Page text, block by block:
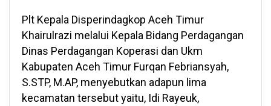
Plt Kepala Disperindagkop Aceh Timur
Khairulrazi melalui Kepala Bidang Perdagangan
Dinas Perdagangan Koperasi dan Ukm
Kabupaten Aceh Timur Furqan Febriansyah,
S.STP, M.AP, menyebutkan adapun lima
kecamatan tersebut yaitu, Idi Rayeuk,